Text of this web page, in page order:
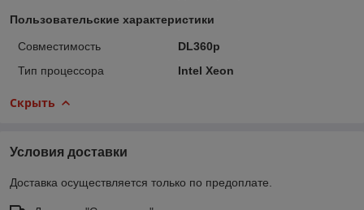
Пользовательские характеристики
Совместимость
DL360p
Тип процессора
Intel Xeon
Скрыть
Условия доставки
Доставка осуществляется только по предоплате.